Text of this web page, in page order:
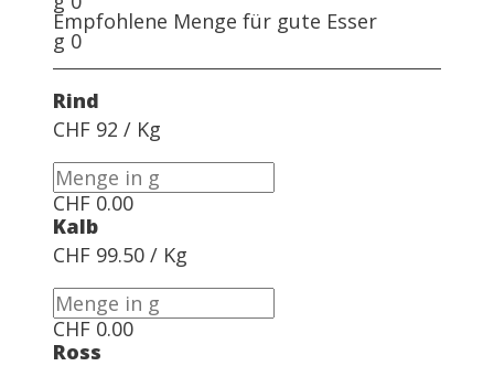
Empfohlene Menge für gute Esser
g 0
Rind
CHF 92 / Kg
CHF 0.00
Kalb
CHF 99.50 / Kg
CHF 0.00
Ross